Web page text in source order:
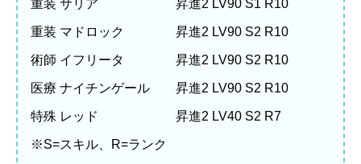
重装 サリア 昇進2 LV90 S1 R10
重装 マドロック 昇進2 LV90 S2 R10
術師 イフリータ 昇進2 LV90 S2 R10
医療 ナイチンゲール 昇進2 LV90 S2 R10
特殊 レッド 昇進2 LV40 S2 R7
※S=スキル、R=ランク